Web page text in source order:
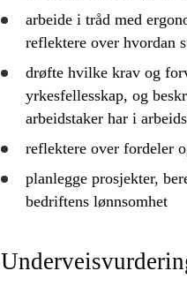
arbeide i tråd med
reflektereover hvordan
drøftehvilke krav og
yrkesfellesskap, og
arbeidstaker har i
reflektereover fordeler
planleggeprosjekter,
bedriftens lønnsomhet